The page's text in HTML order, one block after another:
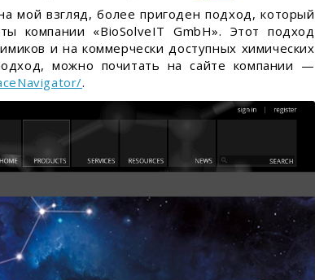
мой взгляд, более пригоден подход, который
компании «BioSolveIT GmbH». Этот подход
и на коммерчески доступных химических
можно почитать на сайте компании —
.